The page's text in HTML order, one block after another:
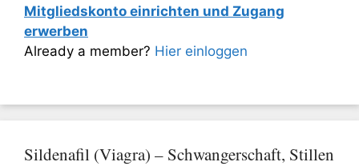
Mitgliedskonto einrichten und Zugang
erwerben
Already a member? Hier einloggen
Sildenafil (Viagra) – Schwangerschaft, Stillen